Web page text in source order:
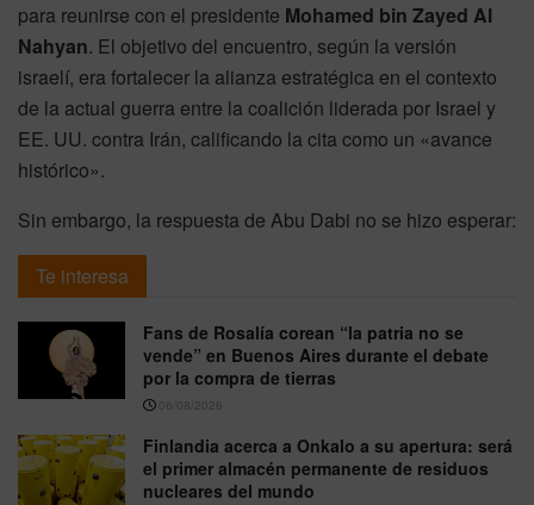
para reunirse con el presidente Mohamed bin Zayed Al
Nahyan. El objetivo del encuentro, según la versión
israelí, era fortalecer la alianza estratégica en el contexto
de la actual guerra entre la coalición liderada por Israel y
EE. UU. contra Irán, calificando la cita como un «avance
histórico».
Sin embargo, la respuesta de Abu Dabi no se hizo esperar:
Te interesa
Fans de Rosalía corean “la patria no se
vende” en Buenos Aires durante el debate
por la compra de tierras
06/08/2026
Finlandia acerca a Onkalo a su apertura: será
el primer almacén permanente de residuos
nucleares del mundo